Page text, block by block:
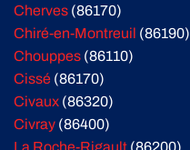
Cherves (86170)
Chiré-en-Montreuil (86190)
Chouppes (86110)
Cissé (86170)
Civaux (86320)
Civray (86400)
La Roche-Rigault (86200)